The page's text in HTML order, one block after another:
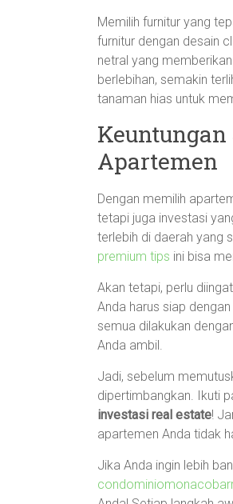
Memilih furnitur yang
furnitur dengan desain
netral yang
berlebihan, semakin
tanaman hias untuk
Apartemen
Dengan memilih
tetapi juga investasi
terlebih di daerah yang
premium tips ini bisa
Akan tetapi, perlu
Anda harus siap
semua dilakukan
Anda ambil.
Jadi, sebelum
dipertimbangkan. Ikuti
investasi real estate!
apartemen Anda tidak
Jika Anda ingin lebih